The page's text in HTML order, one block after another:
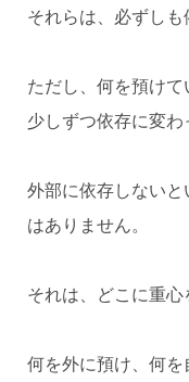
それらは、必ずしも
ただし、何を預け
少しずつ依存に変わ
外部に依存しない
はありません。
それは、どこに重心
何を外に預け、何を